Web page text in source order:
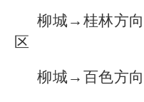
柳城→桂林方
区
柳城→百色方向